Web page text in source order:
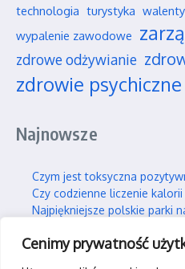
Cenimy prywatność
technologia turystyka
wypalenie zawodowe
zdrowe odżywianie
zdrowie psychiczne
Najnowsze
Czym jest toksyczna
Czy codzienne liczenie
Najpiękniejsze polskie parki
Jak efektywnie i trwale uczyć